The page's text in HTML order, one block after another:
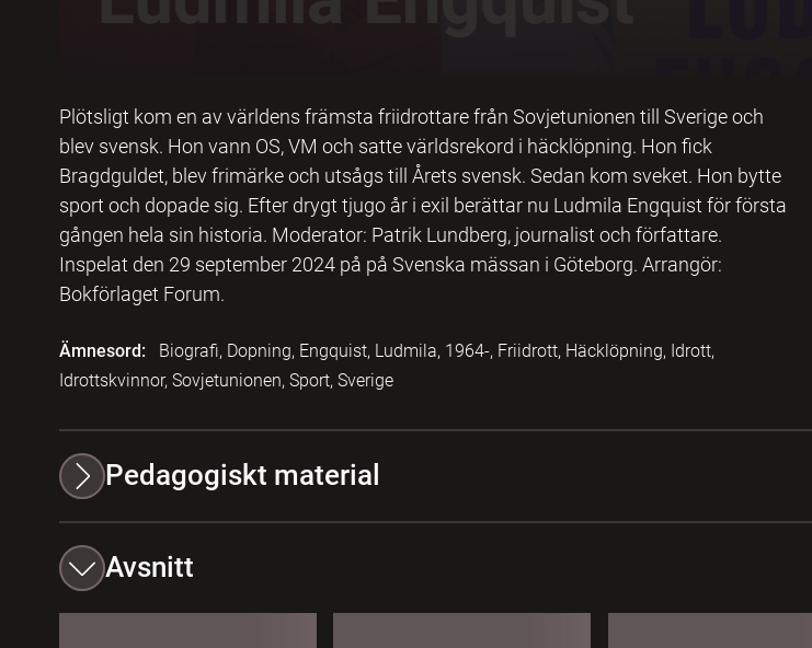
Plötsligt kom en av världens främsta friidrottare från Sovjetunionen till Sverige och
blev svensk. Hon vann OS, VM och satte världsrekord i häcklöpning. Hon fick
Bragdguldet, blev frimärke och utsågs till Årets svensk. Sedan kom sveket. Hon bytte
sport och dopade sig. Efter drygt tjugo år i exil berättar nu Ludmila Engquist för första
gången hela sin historia. Moderator: Patrik Lundberg, journalist och författare.
Inspelat den 29 september 2024 på på Svenska mässan i Göteborg. Arrangör:
Bokförlaget Forum.
Ämnesord:
Biografi, Dopning, Engquist, Ludmila, 1964-, Friidrott, Häcklöpning, Idrott,
Idrottskvinnor, Sovjetunionen, Sport, Sverige
Pedagogiskt material
Avsnitt